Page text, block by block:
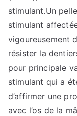
stimulant.Un
stimulant
vigoureusement
résister la
pour principale
stimulant qui a
d’affirmer une
avec l’os de la